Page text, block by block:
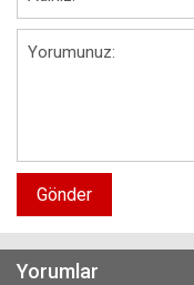
Gönder
Yorumlar